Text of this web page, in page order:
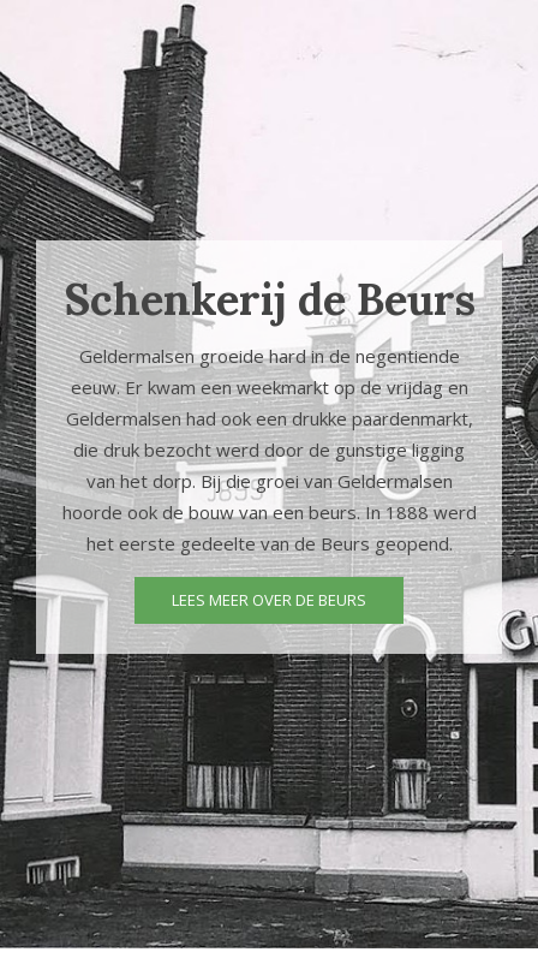
Schenkerij de Beurs
Geldermalsen groeide hard in de negentiende
eeuw. Er kwam een weekmarkt op de vrijdag en
Geldermalsen had ook een drukke paardenmarkt,
die druk bezocht werd door de gunstige ligging
van het dorp. Bij die groei van Geldermalsen
hoorde ook de bouw van een beurs. In 1888 werd
het eerste gedeelte van de Beurs geopend.
LEES MEER OVER DE BEURS